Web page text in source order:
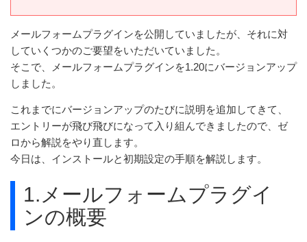
メールフォームプラグインを公開していましたが、それに対
していくつかのご要望をいただいていました。
そこで、メールフォームプラグインを1.20にバージョンアップ
しました。
これまでにバージョンアップのたびに説明を追加してきて、
エントリーが飛び飛びになって入り組んできましたので、ゼ
ロから解説をやり直します。
今日は、インストールと初期設定の手順を解説します。
1.メールフォームプラグイ
ンの概要